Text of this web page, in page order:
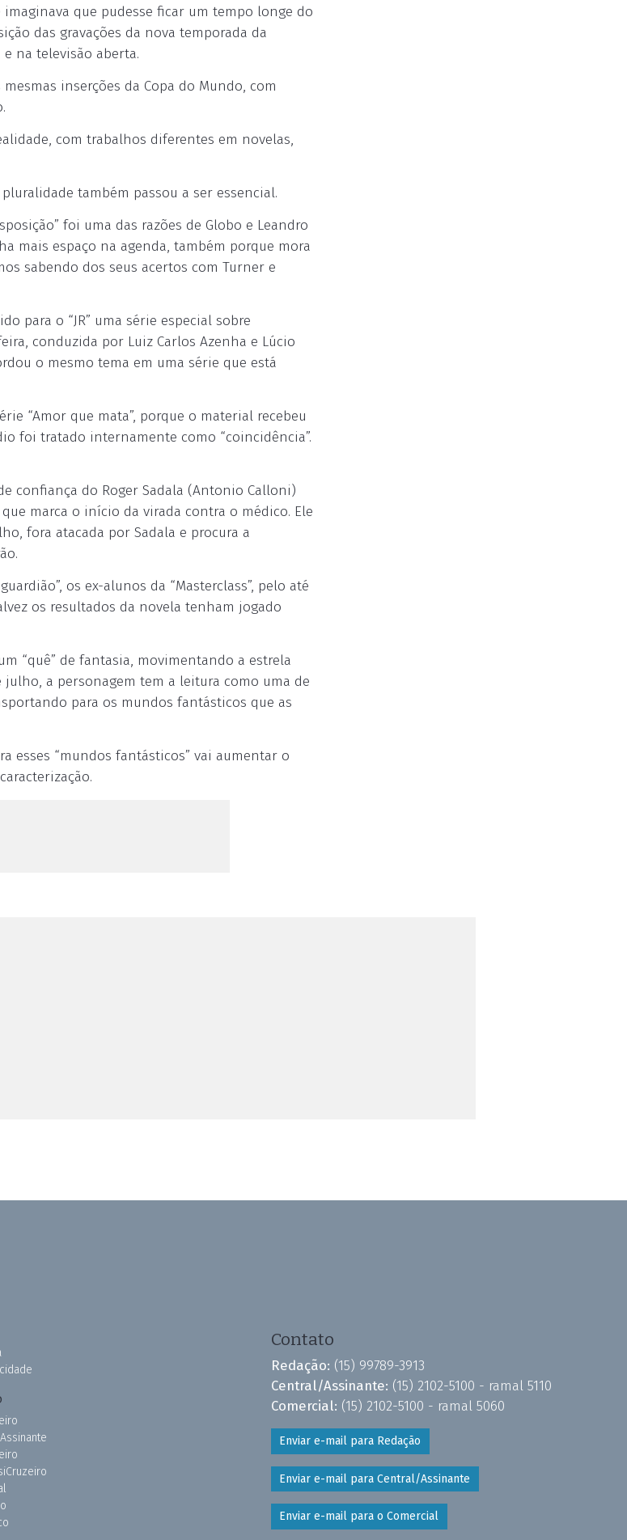
que pudesse ficar um tempo longe do
das gravações da nova temporada da
na televisão aberta.
inserções da Copa do Mundo, com
com trabalhos diferentes em novelas,
também passou a ser essencial.
foi uma das razões de Globo e Leandro
mais espaço na agenda, também porque mora
sabendo dos seus acertos com Turner e
para o “JR” uma série especial sobre
conduzida por Luiz Carlos Azenha e Lúcio
o mesmo tema em uma série que está
“Amor que mata”, porque o material recebeu
foi tratado internamente como “coincidência”.
confiança do Roger Sadala (Antonio Calloni)
marca o início da virada contra o médico. Ele
fora atacada por Sadala e procura a
os ex-alunos da “Masterclass”, pelo até
os resultados da novela tenham jogado
“quê” de fantasia, movimentando a estrela
julho, a personagem tem a leitura como uma de
para os mundos fantásticos que as
esses “mundos fantásticos” vai aumentar o
Contato
Redação: (15) 99789-3913
Central/Assinante: (15) 2102-5100 - ramal 5110
Comercial: (15) 2102-5100 - ramal 5060
Enviar e-mail para Redação
Enviar e-mail para Central/Assinante
Enviar e-mail para o Comercial